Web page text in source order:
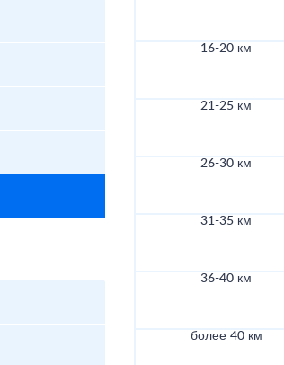
16-20 км
21-25 км
26-30 км
31-35 км
36-40 км
более 40 км